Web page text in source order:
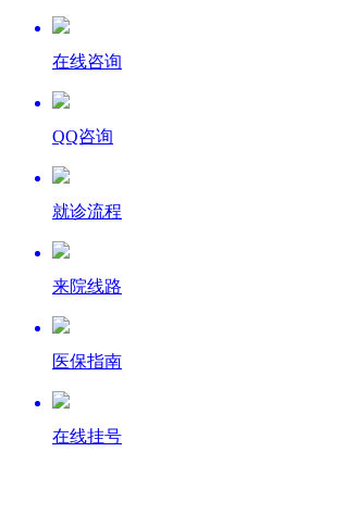
在线咨询
QQ咨询
就诊流程
来院线路
医保指南
在线挂号